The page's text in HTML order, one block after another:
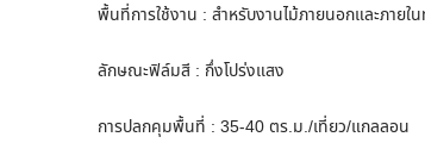
พื้นที่การใช้งาน : สำหรับงานไม้ภายนอกและภายใ
ลักษณะฟิล์มสี : กึ่งโปร่งแสง
การปลกคุมพื้นที่ : 35-40 ตร.ม./เที่ยว/แกลลอน